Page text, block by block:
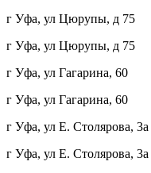
г Уфа, ул Цюрупы, д 75
г Уфа, ул Цюрупы, д 75
г Уфа, ул Гагарина, 60
г Уфа, ул Гагарина, 60
г Уфа, ул Е. Столярова, 3а
г Уфа, ул Е. Столярова, 3а